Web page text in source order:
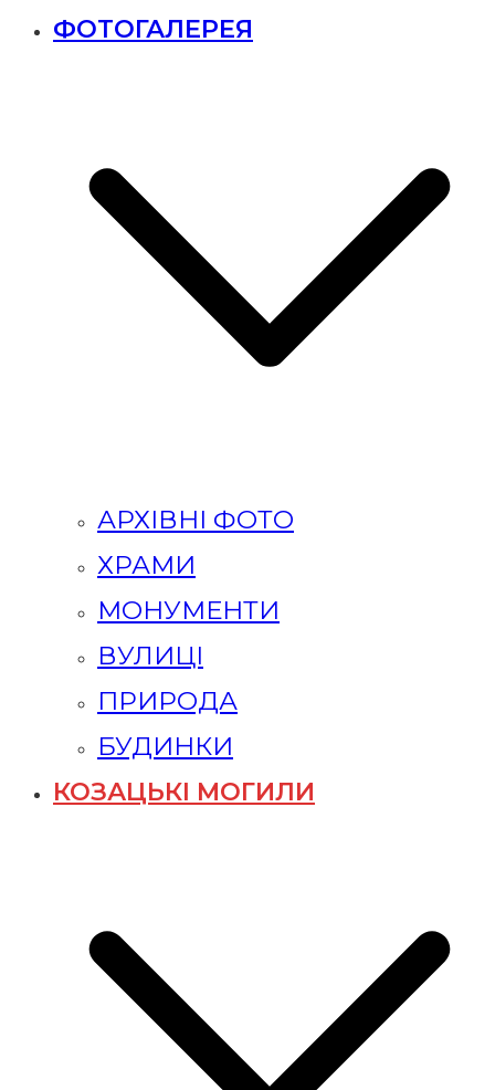
ФОТОГАЛЕРЕЯ
АРХІВНІ ФОТО
ХРАМИ
МОНУМЕНТИ
ВУЛИЦІ
ПРИРОДА
БУДИНКИ
КОЗАЦЬКІ МОГИЛИ